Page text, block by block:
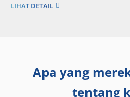
LIHAT DETAIL
Apa yang
tentang